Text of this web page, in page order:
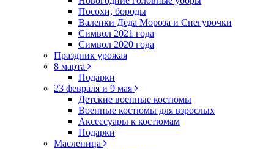
Посохи, бороды
Валенки Деда Мороза и Снегурочки
Символ 2021 года
Символ 2020 года
Праздник урожая
8 марта
Подарки
23 февраля и 9 мая
Детские военные костюмы
Военные костюмы для взрослых
Аксессуары к костюмам
Подарки
Масленица